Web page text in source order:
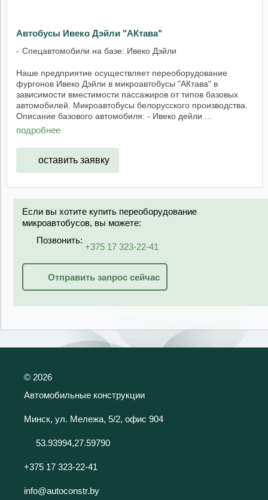
Автобусы Ивеко Дэйли "АКтава"
Спецавтомобили на базе: Ивеко Дэйли
Наше предприятие осуществляет переоборудование
фургонов Ивеко Дэйли в микроавтобусы "АКтава" в
зависимости вместимости пассажиров от типов базовых
автомобилей. Микроавтобусы белорусского производства.
Описание базового автомобиля: - Ивеко дейли ...
подробнее
оставить заявку
Если вы хотите купить переоборудование
микроавтобусов, вы можете:
Позвонить:
+375 17 323-22-41
Отправить запрос сейчас
© 2026
Автомобильные конструкции
Минск, ул. Мележа, 5/2, офис 904
53.93994,27.59790
+375 17 323-22-41
info@autoconstr.by